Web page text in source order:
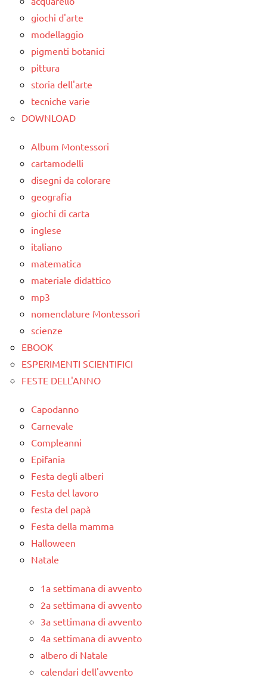
giochi d'arte
modellaggio
pigmenti botanici
pittura
storia dell'arte
tecniche varie
DOWNLOAD
Album Montessori
cartamodelli
disegni da colorare
geografia
giochi di carta
inglese
italiano
matematica
materiale didattico
mp3
nomenclature Montessori
scienze
EBOOK
ESPERIMENTI SCIENTIFICI
FESTE DELL'ANNO
Capodanno
Carnevale
Compleanni
Epifania
Festa degli alberi
Festa del lavoro
festa del papà
Festa della mamma
Halloween
Natale
1a settimana di avvento
2a settimana di avvento
3a settimana di avvento
4a settimana di avvento
albero di Natale
calendari dell'avvento